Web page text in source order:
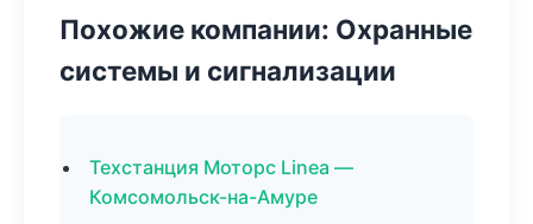
Похожие компании: Охранные
системы и сигнализации
Техстанция Моторс Linea —
Комсомольск-на-Амуре